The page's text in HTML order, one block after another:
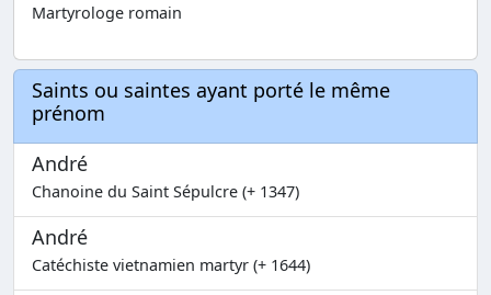
Martyrologe romain
Saints ou saintes ayant porté le même
prénom
André
Chanoine du Saint Sépulcre (+ 1347)
André
Catéchiste vietnamien martyr (+ 1644)